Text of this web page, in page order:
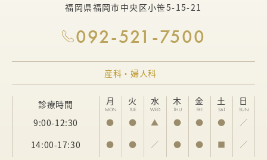
福岡県福岡市中央区小笹5-15-21
092-521-7500
産科・婦人科
診療時間 月
MON
火
TUE
水
WED
木
THU
金
FRI
土
SAT
日
SUN
9:00-12:30 ● ● ▲ ● ● ● ／
14:00-17:30 ● ● ／ ● ● ■ ／